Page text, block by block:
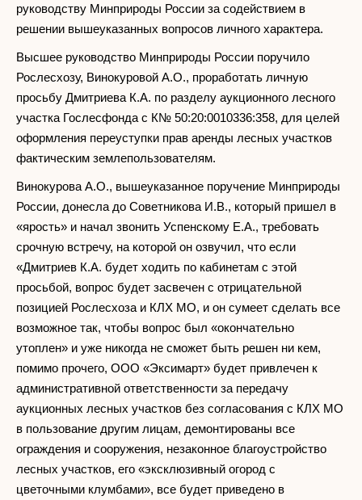
руководству Минприроды России за содействием в
решении вышеуказанных вопросов личного характера.
Высшее руководство Минприроды России поручило
Рослесхозу, Винокуровой А.О., проработать личную
просьбу Дмитриева К.А. по разделу аукционного лесного
участка Гослесфонда с К№ 50:20:0010336:358, для целей
оформления переуступки прав аренды лесных участков
фактическим землепользователям.
Винокурова А.О., вышеуказанное поручение Минприроды
России, донесла до Советникова И.В., который пришел в
«ярость» и начал звонить Успенскому Е.А., требовать
срочную встречу, на которой он озвучил, что если
«Дмитриев К.А. будет ходить по кабинетам с этой
просьбой, вопрос будет засвечен с отрицательной
позицией Рослесхоза и КЛХ МО, и он сумеет сделать все
возможное так, чтобы вопрос был «окончательно
утоплен» и уже никогда не сможет быть решен ни кем,
помимо прочего, ООО «Эксимарт» будет привлечен к
административной ответственности за передачу
аукционных лесных участков без согласования с КЛХ МО
в пользование другим лицам, демонтированы все
ограждения и сооружения, незаконное благоустройство
лесных участков, его «эксклюзивный огород с
цветочными клумбами», все будет приведено в